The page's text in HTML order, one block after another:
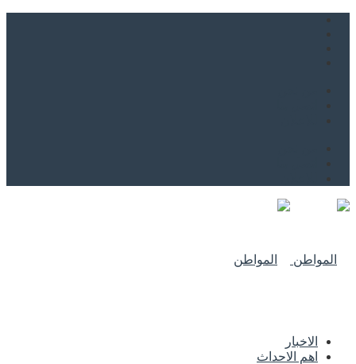
الاخبار
اهم الاحداث